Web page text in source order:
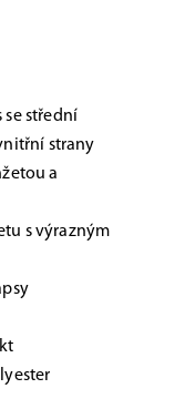
střední
strany
a
s výrazným